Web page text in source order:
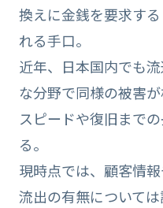
換えに金銭を要求す
れる手口。
近年、日本国内でも
な分野で同様の被害
スピードや復旧まで
る。
現時点では、顧客情
流出の有無について